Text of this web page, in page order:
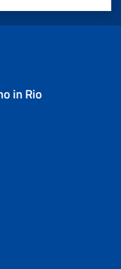
5
in Rio